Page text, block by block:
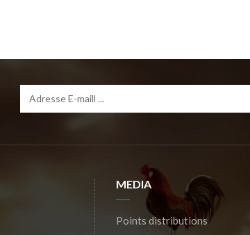
MEDIA
Points distributions